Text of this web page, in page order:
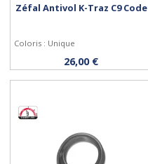
Acheter
Zéfal Antivol K-Traz C9 Code
Coloris : Unique
26,00 €